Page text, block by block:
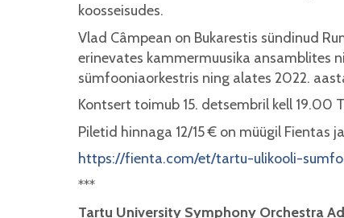
koosseisudes.
Vlad Câmpean on Bukarestis sündinud
erinevates kammermuusika ansamblites
sümfooniaorkestris ning alates 2022.
Kontsert toimub 15. detsembril kell 19.00
Piletid hinnaga 12/15 € on müügil Fientas
https://fienta.com/et/tartu-ulikooli-
***
Tartu University Symphony Orchestra